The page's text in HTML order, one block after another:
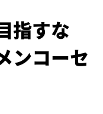
指すな
ンコーセ